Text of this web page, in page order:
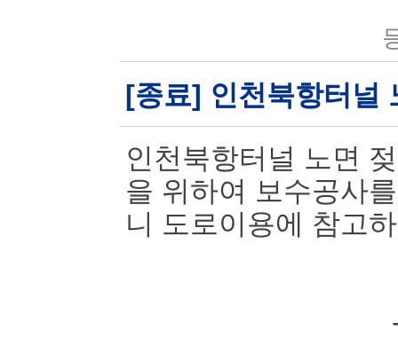
[종료] 인천북항터널
인천북항터널 노면
을 위하여 보수공사
니 도로이용에 참고